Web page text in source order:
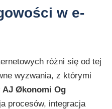
w e-
różni się od tej
wyzwania, z którymi
AJ Økonomi Og
procesów, integracja